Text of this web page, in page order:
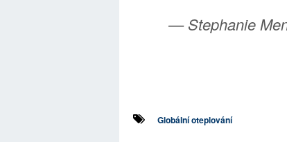
— Stephanie
Globální oteplování